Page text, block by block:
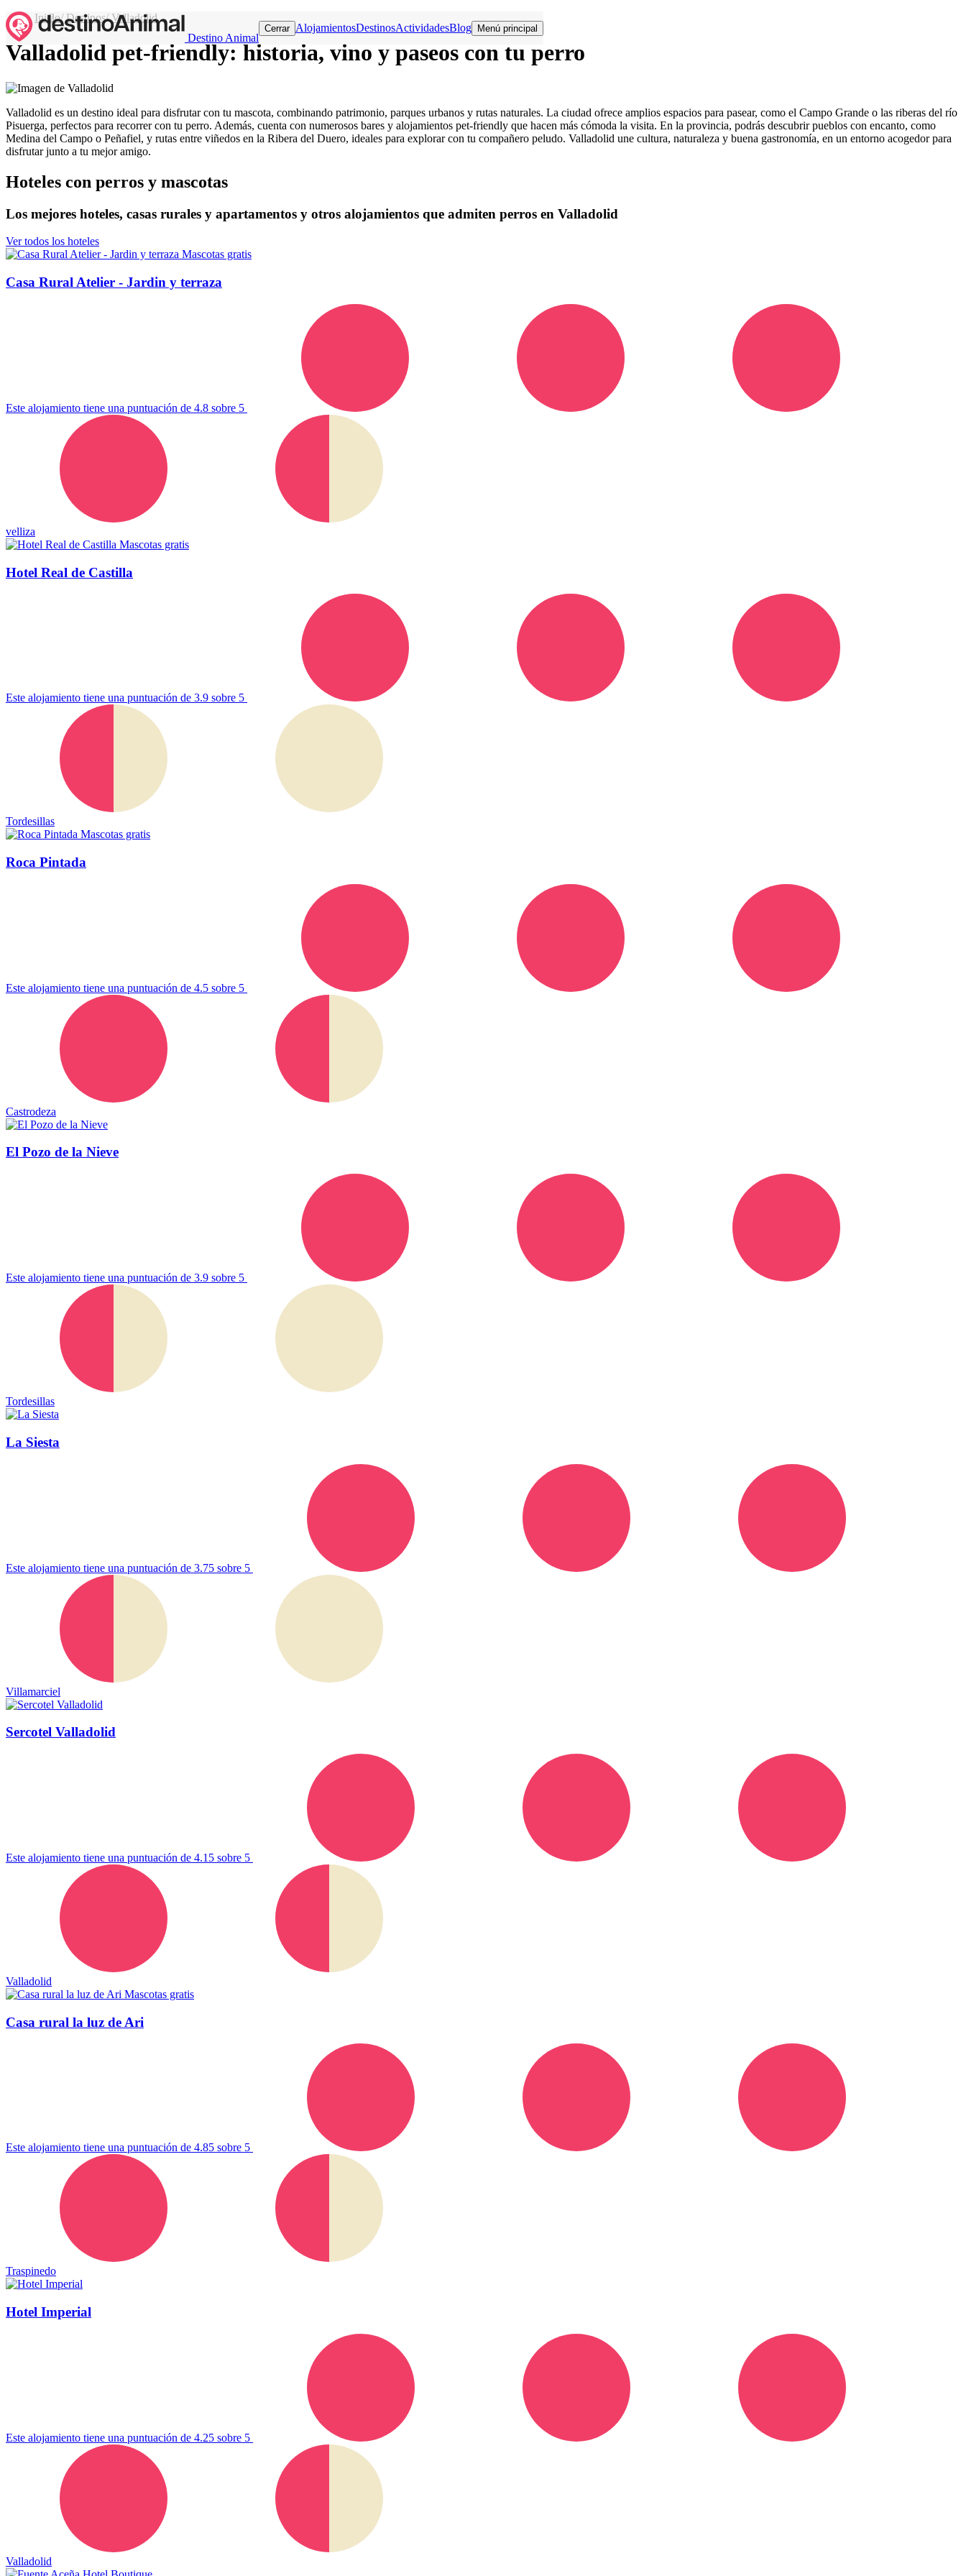
Destino Animal
Cerrar AlojamientosDestinosActividadesBlog Menú principal
Inicio/ Destinos/ Valladolid
Valladolid pet-friendly: historia, vino y paseos con tu perro
Valladolid es un destino ideal para disfrutar con tu mascota, combinando patrimonio, parques urbanos y rutas naturales. La ciudad ofrece amplios espacios para pasear, como el Campo Grande o las riberas del río
Pisuerga, perfectos para recorrer con tu perro. Además, cuenta con numerosos bares y alojamientos pet-friendly que hacen más cómoda la visita. En la provincia, podrás descubrir pueblos con encanto, como
Medina del Campo o Peñafiel, y rutas entre viñedos en la Ribera del Duero, ideales para explorar con tu compañero peludo. Valladolid une cultura, naturaleza y buena gastronomía, en un entorno acogedor para
disfrutar junto a tu mejor amigo.
Hoteles con perros y mascotas
Los mejores hoteles, casas rurales y apartamentos y otros alojamientos que admiten perros en Valladolid
Ver todos los hoteles
Mascotas gratis
Casa Rural Atelier - Jardin y terraza
Este alojamiento tiene una puntuación de 4.8 sobre 5
velliza
Mascotas gratis
Hotel Real de Castilla
Este alojamiento tiene una puntuación de 3.9 sobre 5
Tordesillas
Mascotas gratis
Roca Pintada
Este alojamiento tiene una puntuación de 4.5 sobre 5
Castrodeza
El Pozo de la Nieve
Este alojamiento tiene una puntuación de 3.9 sobre 5
Tordesillas
La Siesta
Este alojamiento tiene una puntuación de 3.75 sobre 5
Villamarciel
Sercotel Valladolid
Este alojamiento tiene una puntuación de 4.15 sobre 5
Valladolid
Mascotas gratis
Casa rural la luz de Ari
Este alojamiento tiene una puntuación de 4.85 sobre 5
Traspinedo
Hotel Imperial
Este alojamiento tiene una puntuación de 4.25 sobre 5
Valladolid